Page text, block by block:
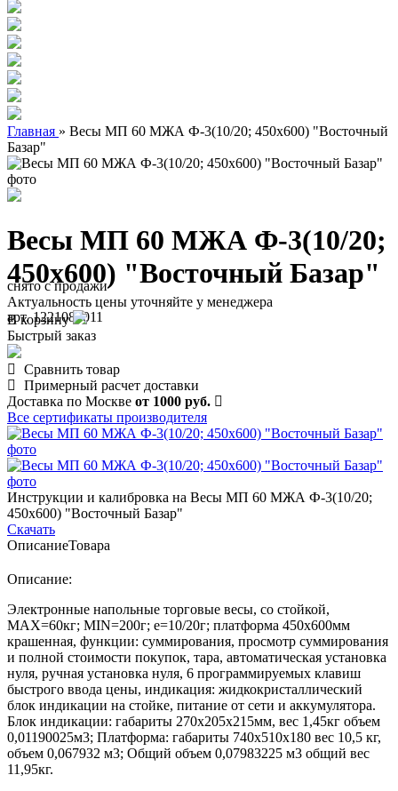
Главная » Весы МП 60 МЖА Ф-3(10/20; 450х600) "Восточный
Базар"
Весы МП 60 МЖА Ф-3(10/20;
450х600) "Восточный Базар"
арт. 1221080011
снято с продажи
Актуальность цены уточняйте у менеджера
В корзину
Быстрый заказ
Сравнить товар
Примерный расчет доставки
Доставка по Москве от 1000 руб.
Все сертификаты производителя
Инструкции и калибровка на Весы МП 60 МЖА Ф-3(10/20;
450х600) "Восточный Базар"
Скачать
ОписаниеТовара
Описание:
Электронные напольные торговые весы, со стойкой,
MAX=60кг; MIN=200г; e=10/20г; платформа 450х600мм
крашенная, функции: суммирования, просмотр суммирования
и полной стоимости покупок, тара, автоматическая установка
нуля, ручная установка нуля, 6 программируемых клавиш
быстрого ввода цены, индикация: жидкокристаллический
блок индикации на стойке, питание от сети и аккумулятора.
Блок индикации: габариты 270х205х215мм, вес 1,45кг объем
0,01190025м3; Платформа: габариты 740х510х180 вес 10,5 кг,
объем 0,067932 м3; Общий объем 0,07983225 м3 общий вес
11,95кг.